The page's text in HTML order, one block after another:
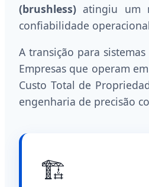
(brushless) atingiu um
confiabilidade
A transição para
Empresas que operam
Custo Total de
engenharia de precisão
🏗️